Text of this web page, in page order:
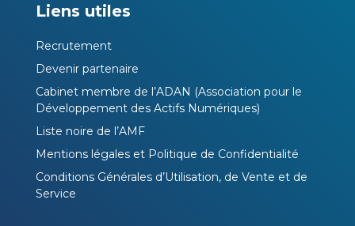
Liens utiles
Recrutement
Devenir partenaire
Cabinet membre de l’ADAN (Association pour le
Développement des Actifs Numériques)
Liste noire de l’AMF
Mentions légales et Politique de Confidentialité
Conditions Générales d’Utilisation, de Vente et de
Service